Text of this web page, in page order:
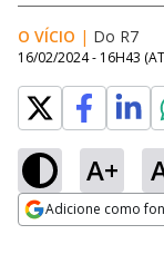
O VÍCIO | Do R7
16/02/2024 - 16H43
A+
Adicione como